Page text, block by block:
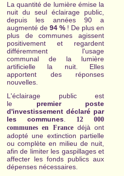
La quantité de lumière émise la
nuit du seul éclairage public,
depuis les années 90 a
augmenté de 94 % ! De plus en
plus de communes agissent
positivement et regardent
différemment l'usage
communal de la lumière
artificielle la nuit. Elles
apportent des réponses
nouvelles.
L'éclairage public est
le premier
poste
d'investissement déclaré par
les communes. 12 000
communes en France déjà ont
adopté une extinction partielle
ou complète en milieu de nuit,
afin de limiter les gaspillages et
affecter les fonds publics aux
dépenses nécessaires.